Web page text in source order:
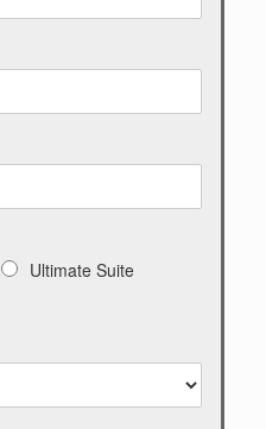
Ultimate Suite